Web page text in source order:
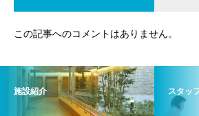
この記事へのコメントはありません。
施設紹介 スタッ